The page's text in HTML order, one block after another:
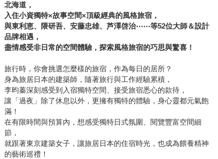
北海道，
入住小資獨特×故事空間×頂級經典的風格旅宿，
與東利恵、隈研吾、安藤忠雄、芦澤啓治⋯⋯等52位大師＆設計
品牌相遇，
盡情感受非日常的空間體驗，探索風格旅宿的巧思與驚喜！
旅行時，你會挑選怎麼樣的旅宿，作為每日的居所？
身為旅居日本的建築師，隨著旅行與工作經驗累積，
李昀蓁深刻感受到入宿獨特空間、接受旅宿悉心的款待，
讓「過夜」除了休息以外，更擁有獨特的體驗，身心靈都元氣飽
滿！
在有限時間與預算內，想感受獨特日式氛圍、閱覽豐富空間細
節，
就跟著東京建築女子，讓旅居日本的住宿時光，也成為餵養精神
的藝術巡禮！